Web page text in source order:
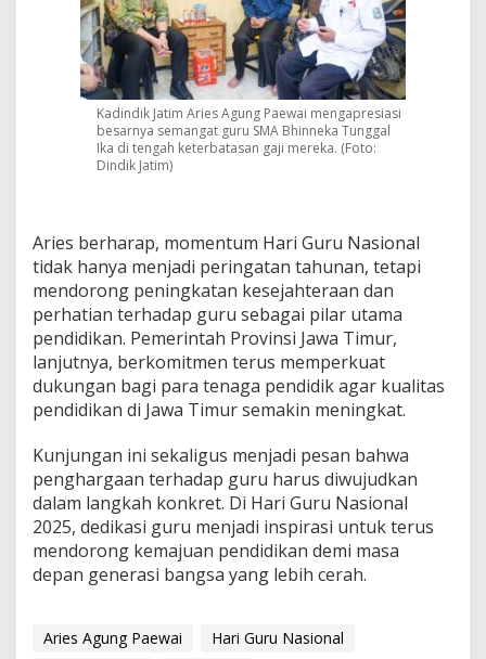
Kadindik Jatim Aries Agung Paewai mengapresiasi
besarnya semangat guru SMA Bhinneka Tunggal
Ika di tengah keterbatasan gaji mereka. (Foto:
Dindik Jatim)
Aries berharap, momentum Hari Guru Nasional
tidak hanya menjadi peringatan tahunan, tetapi
mendorong peningkatan kesejahteraan dan
perhatian terhadap guru sebagai pilar utama
pendidikan. Pemerintah Provinsi Jawa Timur,
lanjutnya, berkomitmen terus memperkuat
dukungan bagi para tenaga pendidik agar kualitas
pendidikan di Jawa Timur semakin meningkat.
Kunjungan ini sekaligus menjadi pesan bahwa
penghargaan terhadap guru harus diwujudkan
dalam langkah konkret. Di Hari Guru Nasional
2025, dedikasi guru menjadi inspirasi untuk terus
mendorong kemajuan pendidikan demi masa
depan generasi bangsa yang lebih cerah.
Aries Agung Paewai
Hari Guru Nasional